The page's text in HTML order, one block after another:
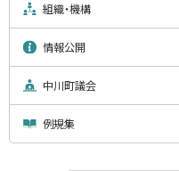
組織・機構
情報公開
中川町議会
例規集